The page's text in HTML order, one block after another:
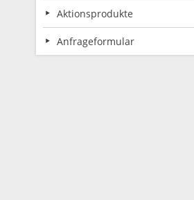
Aktionsprodukte
Anfrageformular